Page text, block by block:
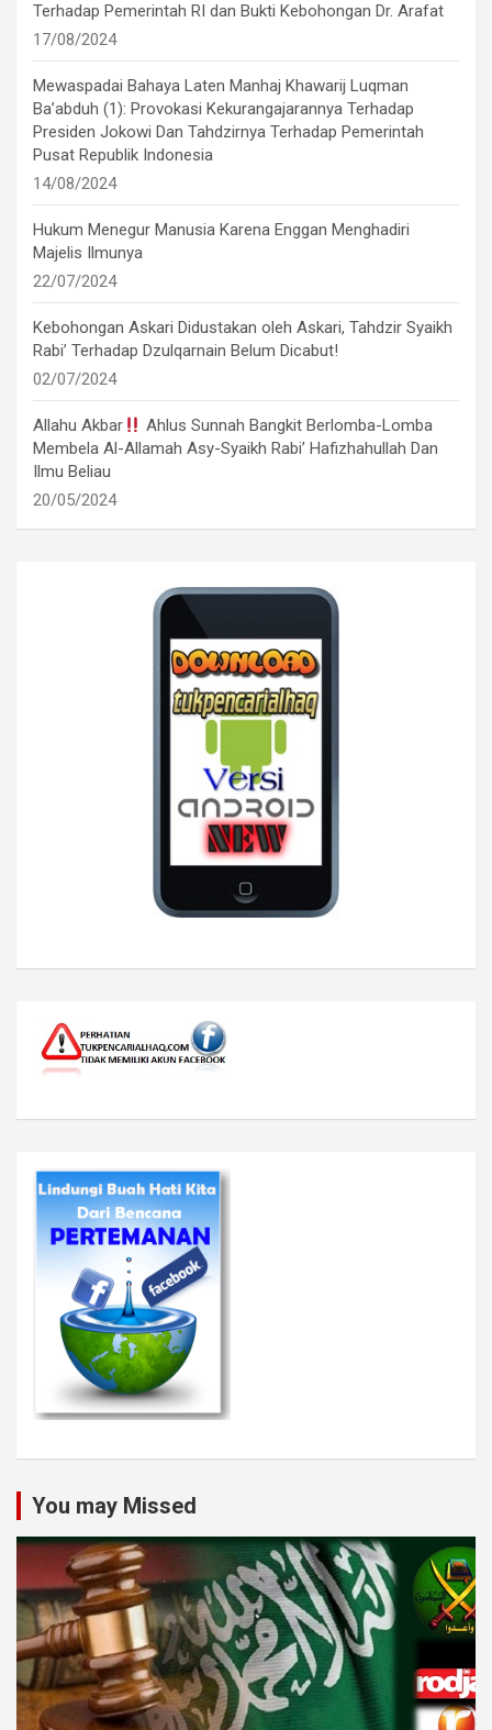
Terhadap Pemerintah RI dan Bukti Kebohongan Dr. Arafat
17/08/2024
Mewaspadai Bahaya Laten Manhaj Khawarij Luqman
Ba’abduh (1): Provokasi Kekurangajarannya Terhadap
Presiden Jokowi Dan Tahdzirnya Terhadap Pemerintah
Pusat Republik Indonesia
14/08/2024
Hukum Menegur Manusia Karena Enggan Menghadiri
Majelis Ilmunya
22/07/2024
Kebohongan Askari Didustakan oleh Askari, Tahdzir Syaikh
Rabi’ Terhadap Dzulqarnain Belum Dicabut!
02/07/2024
Allahu Akbar
Ahlus Sunnah Bangkit Berlomba-Lomba
Membela Al-Allamah Asy-Syaikh Rabi’ Hafizhahullah Dan
Ilmu Beliau
20/05/2024
You may Missed